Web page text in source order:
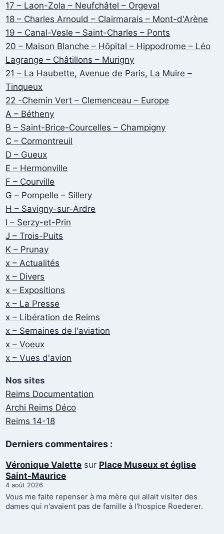
17 – Laon-Zola – Neufchâtel – Orgeval
18 – Charles Arnould – Clairmarais – Mont-d'Arène
19 – Canal-Vesle – Saint-Charles – Ponts
20 – Maison Blanche – Hôpital – Hippodrome – Léo
Lagrange – Châtillons – Murigny
21 – La Haubette, Avenue de Paris, La Muire –
Tinqueux
22 -Chemin Vert – Clemenceau – Europe
A – Bétheny
B – Saint-Brice-Courcelles – Champigny
C – Cormontreuil
D – Gueux
E – Hermonville
F – Courville
G – Pompelle – Sillery
H – Savigny-sur-Ardre
I – Serzy-et-Prin
J – Trois-Puits
K – Prunay
x – Actualités
x – Divers
x – Expositions
x – La Presse
x – Libération de Reims
x – Semaines de l'aviation
x – Voeux
x – Vues d'avion
Nos sites
Reims Documentation
Archi Reims Déco
Reims 14-18
Derniers commentaires :
Véronique Valette sur Place Museux et église
Saint-Maurice
4 août 2026
Vous me faite repenser à ma mère qui allait visiter des
dames qui n'avaient pas de famille à l'hospice Roederer.